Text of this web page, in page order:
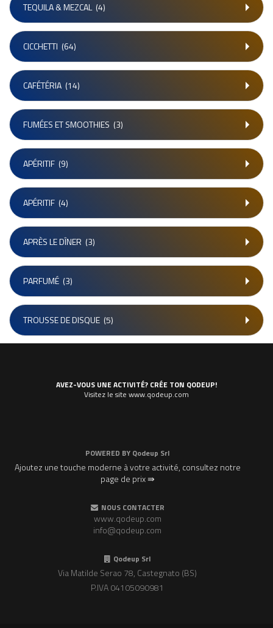
TEQUILA & MEZCAL(4)
CICCHETTI (64)
CAFÉTÉRIA (14)
FUMÉES ET SMOOTHIES (3)
APÉRITIF (9)
APÉRITIF (4)
APRÈS LE DÎNER (3)
PARFUMÉ (3)
TROUSSE DE DISQUE (5)
AVEZ-VOUS UNE ACTIVITÉ? CRÉE TON QODEUP!
Visitez le site www.qodeup.com
POWERED BY Qodeup Srl
Ajoutez une touche moderne à votre activité, consultez notre
page de prix ⇛
NOUS CONTACTER
www.qodeup.com
info@qodeup.com
Qodeup Srl
Via Matilde Serao 78, Castegnato (BS)
P.IVA 04105090981